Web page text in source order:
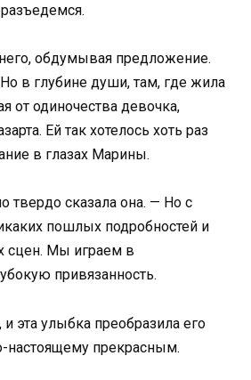
обдумывая предложение.
в глубине души, там, где жила
от одиночества девочка,
Ей так хотелось хоть раз
в глазах Марины.
твердо сказала она. — Но с
пошлых подробностей и
сцен. Мы играем в
привязанность.
эта улыбка преобразила его
настоящему прекрасным.